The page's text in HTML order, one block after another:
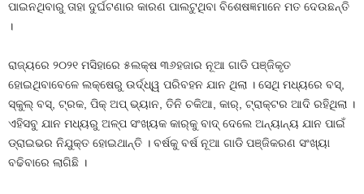
ପାଇନଥିବାରୁ ତାହା ଦୁର୍ଘଟଣାର କାରଣ ପାଲଟୁଥିବା ବିଶେଷଜ୍ଞମାନେ ମତ ଦେଉଛନ୍ତି
।
ରାଜ୍ୟରେ ୨୦୨୧ ମସିହାରେ ୫ଲକ୍ଷ ୩୬ହଜାର ନୂଆ ଗାଡି ପଞ୍ଜିକୃତ
ହୋଇଥିବାବେଳେ ଲକ୍ଷେରୁ ଉର୍ଦ୍ଧ୍ୱ ପରିବହନ ଯାନ ଥିଲା । ସେଥି ମଧ୍ୟରେ ବସ୍‍,
ସ୍କୁଲ୍‍ ବସ୍‍, ଟ୍ରକ, ପିକ୍‍ ଅପ୍‍ ଭ୍ୟାନ, ତିନି ଚକିଆ, କାର୍‍, ଟ୍ରାକ୍ଟର ଆଦି ରହିଥିଲା ।
ଏହିସବୁ ଯାନ ମଧ୍ୟରୁ ଅଳ୍ପ ସଂଖ୍ୟକ କାର୍‍କୁ ବାଦ୍‍ ଦେଲେ ଅନ୍ୟାନ୍ୟ ଯାନ ପାଇଁ
ଡ୍ରାଇଭର ନିଯୁକ୍ତ ହୋଇଥାନ୍ତି । ବର୍ଷକୁ ବର୍ଷ ନୂଆ ଗାଡି ପଞ୍ଜିକରଣ ସଂଖ୍ୟା
ବଢିବାରେ ଲାଗିଛି ।